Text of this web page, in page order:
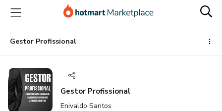
para
conteúdo
principal
para
pagamento
para
rodapé
Gestor Profissional
Gestor Profissional
Enivaldo Santos